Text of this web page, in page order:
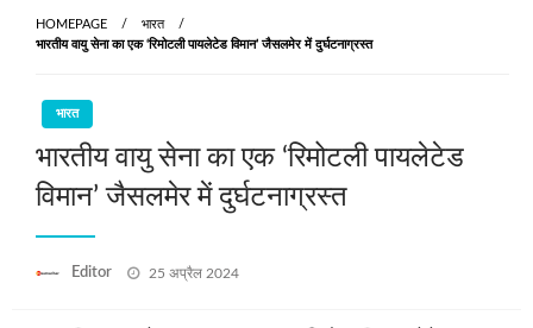
HOMEPAGE
भारत
भारतीय वायु सेना का एक ‘रिमोटली पायलेटेड विमान’ जैसलमेर में दुर्घटनाग्रस्त
भारत
भारतीय वायु सेना का एक ‘रिमोटली पायलेटेड
विमान’ जैसलमेर में दुर्घटनाग्रस्त
Editor
Posted
25 अप्रैल 2024